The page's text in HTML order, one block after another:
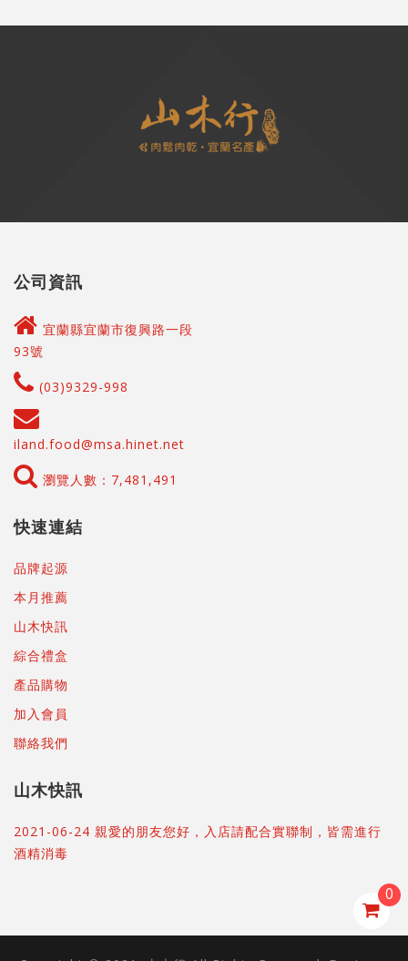
0
公司資訊
宜蘭縣宜蘭市復興路一段
93號
(03)9329-998
iland.food@msa.hinet.net
瀏覽人數：7,481,491
快速連結
品牌起源
本月推薦
山木快訊
綜合禮盒
產品購物
加入會員
聯絡我們
山木快訊
2021-06-24 親愛的朋友您好，入店請配合實聯制，皆需進行
酒精消毒